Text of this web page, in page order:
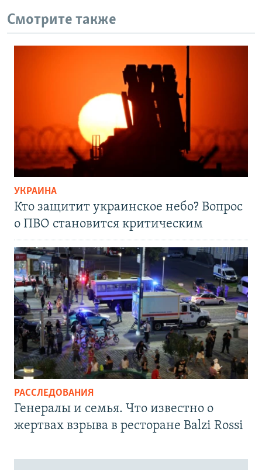
Смотрите также
УКРАИНА
Кто защитит украинское небо? Вопрос
о ПВО становится критическим
РАССЛЕДОВАНИЯ
Генералы и семья. Что известно о
жертвах взрыва в ресторане Balzi Rossi